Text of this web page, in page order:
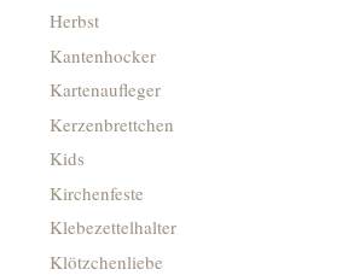
Herbst
Kantenhocker
Kartenaufleger
Kerzenbrettchen
Kids
Kirchenfeste
Klebezettelhalter
Klötzchenliebe